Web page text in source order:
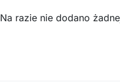
Na razie nie dodano